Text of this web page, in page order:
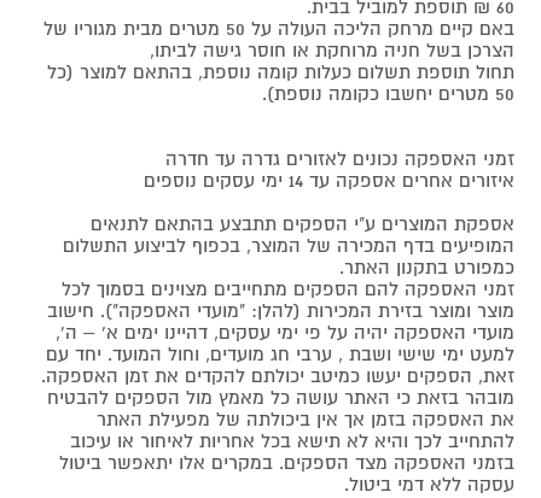
60 ₪ תוספת למוביל בבית.
באם קיים מרחק הליכה העולה על 50 מטרים מבית מגוריו של
הצרכן בשל חניה מרוחקת או חוסר גישה לביתו,
תחול תוספת תשלום כעלות קומה נוספת, בהתאם למוצר (כל
50 מטרים יחשבו כקומה נוספת).
זמני האספקה נכונים לאזורים גדרה עד חדרה
איזורים אחרים אספקה עד 14 ימי עסקים נוספים
אספקת המוצרים ע"י הספקים תתבצע בהתאם לתנאים
המופיעים בדף המכירה של המוצר, בכפוף לביצוע התשלום
כמפורט בתקנון האתר.
זמני האספקה להם הספקים מתחייבים מצוינים בסמוך לכל
מוצר ומוצר בזירת המכירות (להלן: "מועדי האספקה"). חישוב
מועדי האספקה יהיה על פי ימי עסקים, דהיינו ימים א' – ה',
למעט ימי שישי ושבת , ערבי חג מועדים, וחול המועד. יחד עם
זאת, הספקים יעשו כמיטב יכולתם להקדים את זמן האספקה.
מובהר בזאת כי האתר עושה כל מאמץ מול הספקים להבטיח
את האספקה בזמן אך אין ביכולתה של מפעילת האתר
להתחייב לכך והיא לא תישא בכל אחריות לאיחור או עיכוב
בזמני האספקה מצד הספקים. במקרים אלו יתאפשר ביטול
עסקה ללא דמי ביטול.